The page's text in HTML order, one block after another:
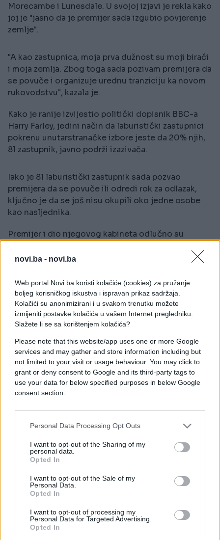
novi.ba - novi.ba
Web portal Novi.ba koristi kolačiće (cookies) za pružanje
boljeg korisničkog iskustva i ispravan prikaz sadržaja.
Kolačići su anonimizirani i u svakom trenutku možete
izmijeniti postavke kolačića u vašem Internet pregledniku.
Slažete li se sa korištenjem kolačića?
Please note that this website/app uses one or more Google
services and may gather and store information including but
not limited to your visit or usage behaviour. You may click to
grant or deny consent to Google and its third-party tags to
use your data for below specified purposes in below Google
consent section.
Personal Data Processing Opt Outs
I want to opt-out of the Sharing of my
personal data.
Opted In
I want to opt-out of the Sale of my
Personal Data.
Opted In
I want to opt-out of processing my
Personal Data for Targeted Advertising.
Opted In
Morecambe i Lunesdale. U svojoj izjavi je rekla kako
joj je "jasno da je premijer sada izgubio povjerenje
zemlje".
"A kao zastupnica, moja prva dužnost su moji birači
i moja zemlja. Zbog toga sada pozivam premijera da
se povuče i organizuje urednu tranziciju ka novom
rukovodstvu", kazala je.
Kako je ranije izvijestio politički dopisnik BBC-a
Harry Farley, jedini način da laburistički zastupnici
pokrenu unutarstranačke izbore jeste da 20% njih,
81 zastupnik, javno podrži izazivača.
Iako je 81 laburistički zastupnik sada pozvao
premijera da se povuče ili odredi rok za odlazak,
ključno je da se još nisu okupili oko jedne osobe
kao nasljednika.
Premijer i dio njegovog kabineta odlučno su
saveznika da on ima mandat birača iz općih izbora
prije dvije godine.
Smatraju da bi unutarstranački izbori bili duboko
podijeljujući i destabilizirajući za zemlju. U suštini,
između ostalih, ministru zdravstva Wesu
Streetingu, glasi: "Ili pokažite ili šutite".
Njihova poruka mu je: ako imate dovoljan broj
potpisa, znate pravila — istupite i javno okupite 81
Trenutno postoji otprilike taj broj zastupnika koji su
rok za odlazak, ali oni se ne slažu oko toga ko bi ga
trebao naslijediti.
#Keir Starmer